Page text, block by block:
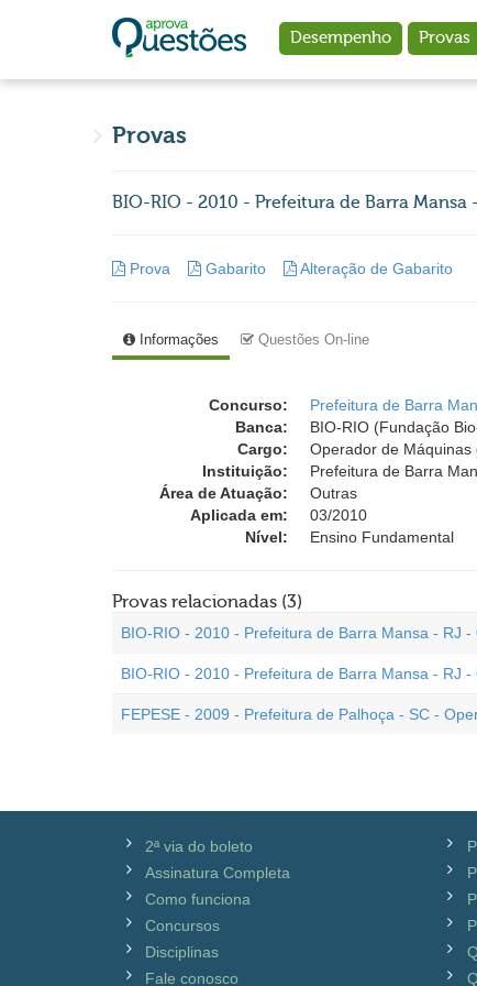
Desempenho Provas
Provas
BIO-RIO - 2010 - Prefeitura de Barra
Prova Gabarito Alteração de Gabarito
Informações Questões On-line
Concurso:
Prefeitura de Barra
Banca:
BIO-RIO (Fundação
Cargo:
Operador de Máquinas
Instituição:
Prefeitura de Barra
Área de Atuação:
Outras
Aplicada em:
03/2010
Nível:
Ensino Fundamental
Provas relacionadas (3)
BIO-RIO - 2010 - Prefeitura de Barra Mansa - RJ
BIO-RIO - 2010 - Prefeitura de Barra Mansa - RJ
FEPESE - 2009 - Prefeitura de Palhoça - SC -
2ª via do boleto
Assinatura Completa
Como funciona
Concursos
Disciplinas
Fale conosco